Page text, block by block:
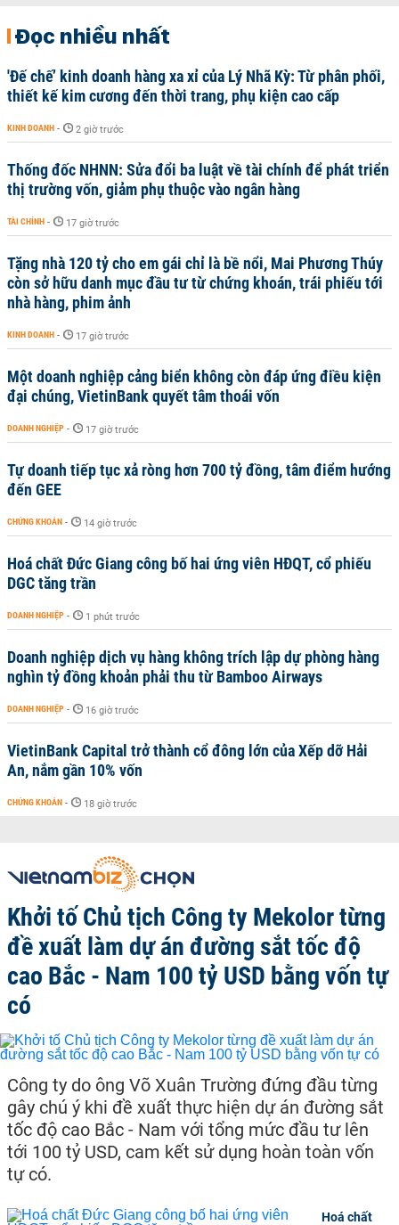
Đọc nhiều nhất
'Đế chế’ kinh doanh hàng xa xỉ của Lý Nhã Kỳ: Từ phân phối,
thiết kế kim cương đến thời trang, phụ kiện cao cấp
KINH DOANH - 2 giờ trước
Thống đốc NHNN: Sửa đổi ba luật về tài chính để phát triển
thị trường vốn, giảm phụ thuộc vào ngân hàng
TÀI CHÍNH - 17 giờ trước
Tặng nhà 120 tỷ cho em gái chỉ là bề nổi, Mai Phương Thúy
còn sở hữu danh mục đầu tư từ chứng khoán, trái phiếu tới
nhà hàng, phim ảnh
KINH DOANH - 17 giờ trước
Một doanh nghiệp cảng biển không còn đáp ứng điều kiện
đại chúng, VietinBank quyết tâm thoái vốn
DOANH NGHIỆP - 17 giờ trước
Tự doanh tiếp tục xả ròng hơn 700 tỷ đồng, tâm điểm hướng
đến GEE
CHỨNG KHOÁN - 14 giờ trước
Hoá chất Đức Giang công bố hai ứng viên HĐQT, cổ phiếu
DGC tăng trần
DOANH NGHIỆP - 1 phút trước
Doanh nghiệp dịch vụ hàng không trích lập dự phòng hàng
nghìn tỷ đồng khoản phải thu từ Bamboo Airways
DOANH NGHIỆP - 16 giờ trước
VietinBank Capital trở thành cổ đông lớn của Xếp dỡ Hải
An, nắm gần 10% vốn
CHỨNG KHOÁN - 18 giờ trước
Khởi tố Chủ tịch Công ty Mekolor từng
đề xuất làm dự án đường sắt tốc độ
cao Bắc - Nam 100 tỷ USD bằng vốn tự
có
Công ty do ông Võ Xuân Trường đứng đầu từng
gây chú ý khi đề xuất thực hiện dự án đường sắt
tốc độ cao Bắc - Nam với tổng mức đầu tư lên
tới 100 tỷ USD, cam kết sử dụng hoàn toàn vốn
tự có.
Hoá chất